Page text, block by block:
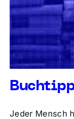
Jeder Mensch